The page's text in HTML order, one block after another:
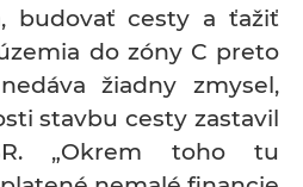
budovať cesty a ťažiť
do zóny C preto
žiadny zmysel,
stavbu cesty zastavil
„Okrem toho tu